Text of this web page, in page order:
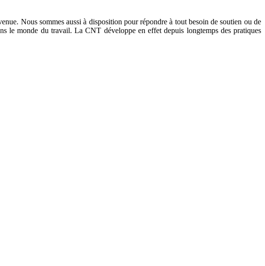
Nous sommes aussi à disposition pour répondre à tout besoin de soutien ou de
le monde du travail. La CNT développe en effet depuis longtemps des pratiques